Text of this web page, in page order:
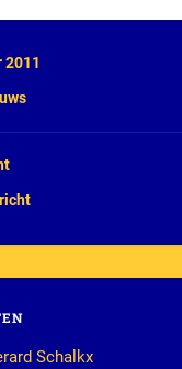
2011
Schalkx